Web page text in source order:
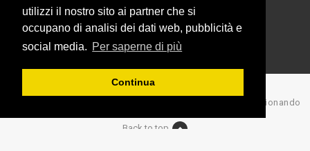
utilizzi il nostro sito ai partner che si
occupano di analisi dei dati web, pubblicità e
social media. Per saperne di più
Continua
info@campionando.it
© Copyright 2017 Campionando
Back to top